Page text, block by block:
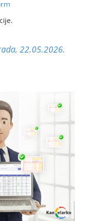
22.05.2026.